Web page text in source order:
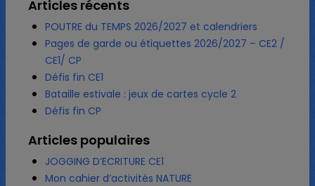
Articles récents
POUTRE du TEMPS 2026/2027 et calendriers
Pages de garde ou étiquettes 2026/2027 – CE2 /
CE1/ CP
Défis fin CE1
Bataille estivale : jeux de cartes cycle 2
Défis fin CP
Articles populaires
JOGGING D’ECRITURE CE1
Mon cahier d’activités NATURE